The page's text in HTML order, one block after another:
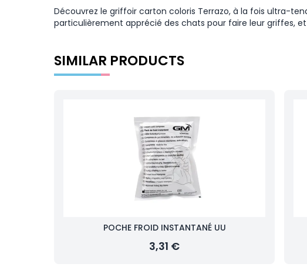
Découvrez le griffoir carton coloris Terrazo, à la fois ultra-
particulièrement apprécié des chats pour faire leur griffes,
SIMILAR PRODUCTS
POCHE FROID INSTANTANÉ UU
3,31 €